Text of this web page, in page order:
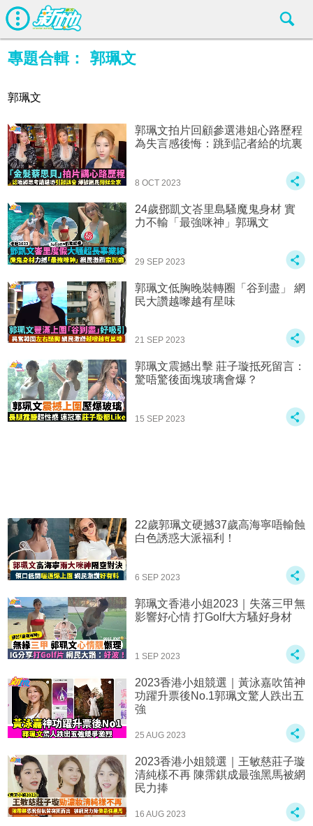
專題合輯： 郭珮文
郭珮文
郭珮文拍片回顧參選港姐心路歷程
為失言感後悔：跳到記者給的坑裏
8 OCT 2023
24歲鄧凱文峇里島騷魔鬼身材 實
力不輸「最強咪神」郭珮文
29 SEP 2023
郭珮文低胸晚裝轉圈「谷到盡」 網
民大讚越嚟越有星味
21 SEP 2023
郭珮文震撼出擊 莊子璇抵死留言：
驚唔驚後面塊玻璃會爆？
15 SEP 2023
22歲郭珮文硬撼37歲高海寧唔輸蝕
白色誘惑大派福利！
6 SEP 2023
郭珮文香港小姐2023｜失落三甲無
影響好心情 打Golf大方騷好身材
1 SEP 2023
2023香港小姐競選｜黃泳嘉吹笛神
功躍升票後No.1郭珮文驚人跌出五
強
25 AUG 2023
2023香港小姐競選｜王敏慈莊子璇
清純樣不再 陳霈錤成最強黑馬被網
民力捧
16 AUG 2023